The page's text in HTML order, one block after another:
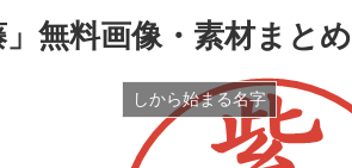
無料画像・素材まとめ
しから始まる名字